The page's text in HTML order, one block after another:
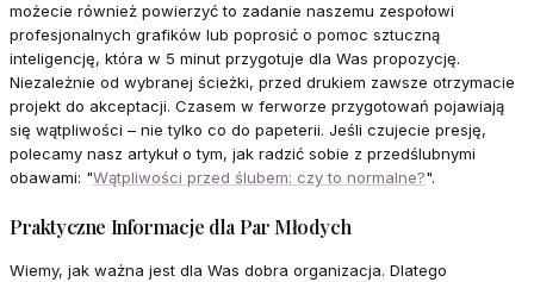
możecie również powierzyć to zadanie naszemu zespołowi
profesjonalnych grafików lub poprosić o pomoc sztuczną
inteligencję, która w 5 minut przygotuje dla Was propozycję.
Niezależnie od wybranej ścieżki, przed drukiem zawsze otrzymacie
projekt do akceptacji. Czasem w ferworze przygotowań pojawiają
się wątpliwości – nie tylko co do papeterii. Jeśli czujecie presję,
polecamy nasz artykuł o tym, jak radzić sobie z przedślubnymi
obawami: "Wątpliwości przed ślubem: czy to normalne?".
Praktyczne Informacje dla Par Młodych
Wiemy, jak ważna jest dla Was dobra organizacja. Dlatego